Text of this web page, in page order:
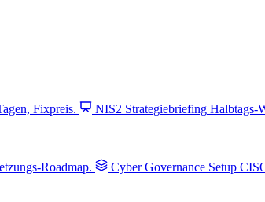
Fixpreis. NIS2 Strategiebriefing Halbtags-
Roadmap. Cyber Governance Setup